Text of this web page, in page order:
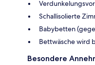
Schallisolierte
Babybetten
Bettwäsche wird
Besondere